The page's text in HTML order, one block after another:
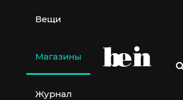
содержимому
Вещи
Магазины
Журнал